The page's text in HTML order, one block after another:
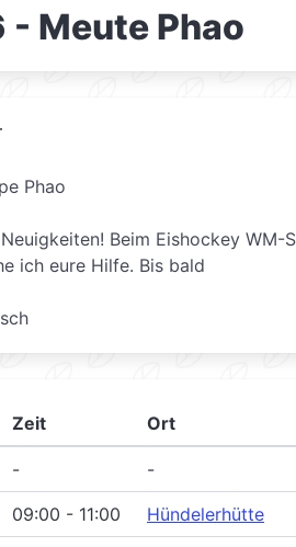
- Meute Phao
Phao
Beim Eishockey
ich eure Hilfe. Bis bald
Zeit Ort
- -
09:00 - 11:00 Hündelerhütte